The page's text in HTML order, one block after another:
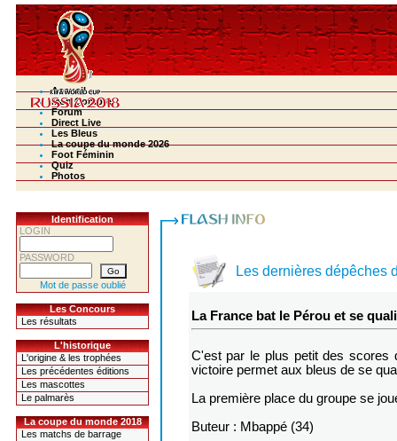
Accueil
Mon Compte
Forum
Direct Live
Les Bleus
La coupe du monde 2026
Foot Féminin
Quiz
Photos
Identification
LOGIN
PASSWORD
Mot de passe oublié
Les Concours
Les résultats
L'historique
L'origine & les trophées
Les précédentes éditions
Les mascottes
Le palmarès
La coupe du monde 2018
Les matchs de barrage
Les dernières dépêches
La France bat le Pérou et se
C'est par le plus petit des scores
victoire permet aux bleus de se
La première place du groupe se
Buteur : Mbappé (34)